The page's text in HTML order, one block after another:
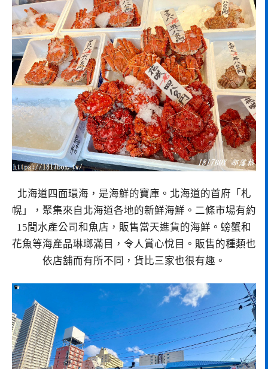
北海道四面環海，是海鮮的寶庫。北海道的首府「札
幌」，聚集來自北海道各地的新鮮海鮮。二條市場有約
15間水產公司和魚店，販售當天進貨的海鮮。螃蟹和
花魚等海產品琳瑯滿目，令人賞心悅目。販售的種類也
依店舖而有所不同，貨比三家也很有趣。